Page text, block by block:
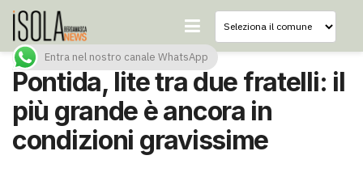
Pontida, lite tra due fratelli: il
più grande è ancora in
condizioni gravissime
Entra nel nostro canale WhatsApp